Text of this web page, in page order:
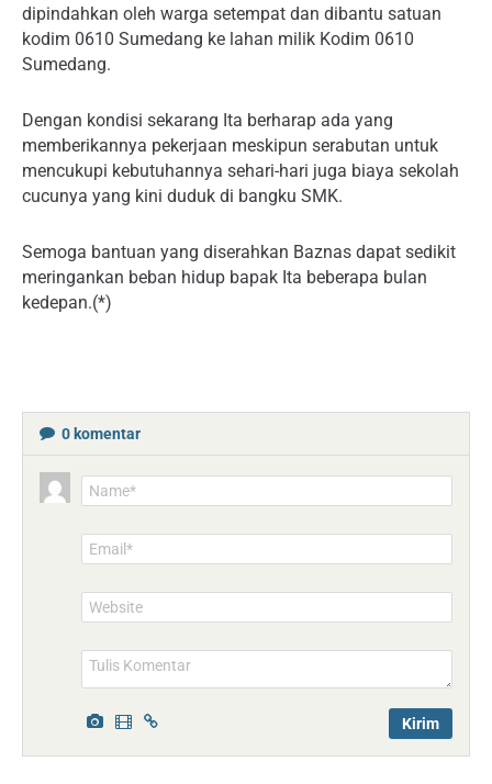
dipindahkan oleh warga setempat dan dibantu satuan
kodim 0610 Sumedang ke lahan milik Kodim 0610
Sumedang.
Dengan kondisi sekarang Ita berharap ada yang
memberikannya pekerjaan meskipun serabutan untuk
mencukupi kebutuhannya sehari-hari juga biaya sekolah
cucunya yang kini duduk di bangku SMK.
Semoga bantuan yang diserahkan Baznas dapat sedikit
meringankan beban hidup bapak Ita beberapa bulan
kedepan.(*)
0komentar
Name*
Email*
Website